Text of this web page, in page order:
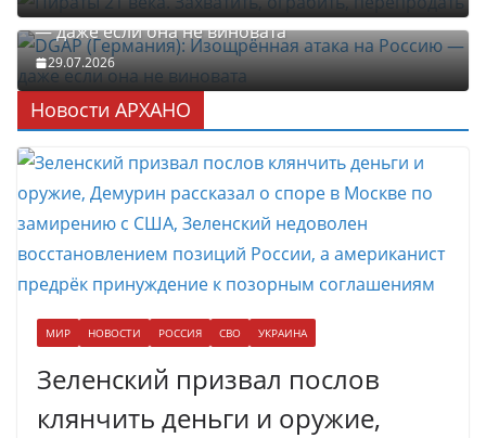
DGAP (Германия): Изощрённая атака на Россию
— даже если она не виновата
29.07.2026
Новости АРХАНО
МИР НОВОСТИ РОССИЯ СВО УКРАИНА
Зеленский призвал послов
клянчить деньги и оружие,